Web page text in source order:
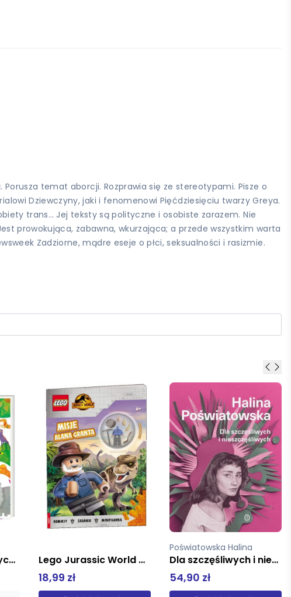
temat aborcji. Rozprawia się ze stereotypami. Pisze o
Dziewczyny, jaki i fenomenowi Pięćdziesięciu twarzy Greya.
trans… Jej teksty są polityczne i osobiste zarazem. Nie
prowokująca, zabawna, wkurzająca; a przede wszystkim warta
Zadziorne, mądre eseje o płci, seksualności i rasizmie.
Lego Jurassic World Misje Alana Granta Dla szczęśliwych i nieszczęśliwych
54,90 zł
Przyboś Julia
Przepierki mk
40,00 zł